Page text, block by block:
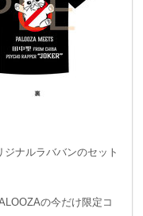
ナルラババンのセット
の今だけ限定コ